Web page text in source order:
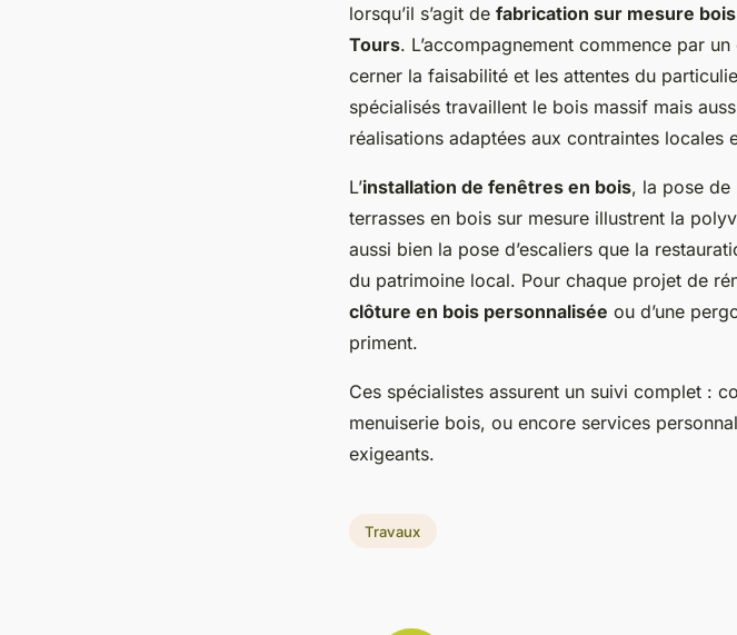
lorsqu’il s’agit de fabrication sur mesure
Tours. L’accompagnement commence par
cerner la faisabilité et les attentes du
spécialisés travaillent le bois massif mais
réalisations adaptées aux contraintes locales
L’installation de fenêtres en bois, la pose de
terrasses en bois sur mesure illustrent la
aussi bien la pose d’escaliers que la
du patrimoine local. Pour chaque projet de
clôture en bois personnalisée ou d’une
priment.
Ces spécialistes assurent un suivi complet :
menuiserie bois, ou encore services
exigeants.
Travaux